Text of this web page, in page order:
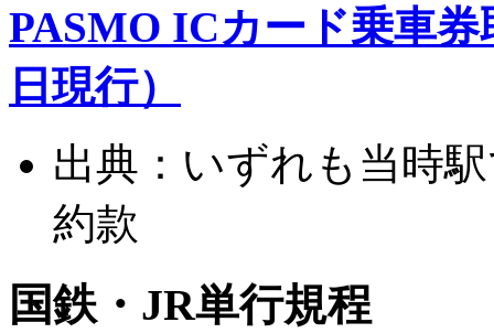
PASMO ICカード乗車券
日現行）
出典：いずれも当時
約款
国鉄・JR単行規程